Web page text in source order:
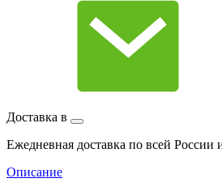
Доставка в
Ежедневная доставка по всей России
Описание